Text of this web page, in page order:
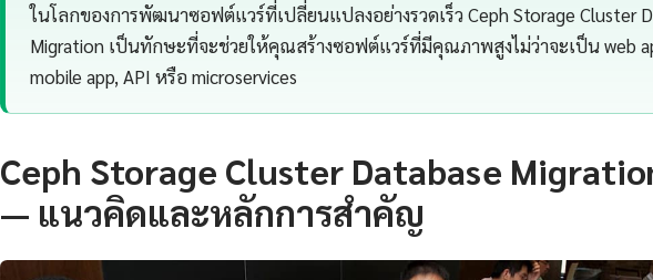
ในโลกของการพัฒนาซอฟต์แวร์ที่เปลี่ยนแปลงอย่างรวดเร็ว Ceph Storage Cluster
Migration เป็นทักษะที่จะช่วยให้คุณสร้างซอฟต์แวร์ที่มีคุณภาพสูงไม่ว่าจะเป็น web
mobile app, API หรือ microservices
Ceph Storage Cluster Database
— แนวคิดและหลักการสำคัญ